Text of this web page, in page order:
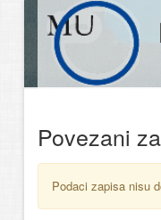
Povezani
Podaci zapisa nisu